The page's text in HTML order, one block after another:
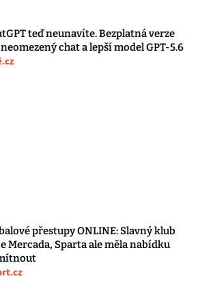
teď neunavíte. Bezplatná verze
chat a lepší model GPT-5.6
přestupy ONLINE: Slavný klub
Mercada, Sparta ale měla nabídku